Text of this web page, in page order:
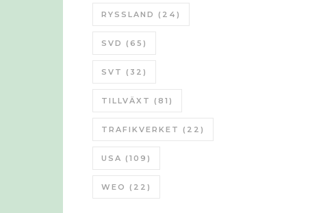
RYSSLAND (24)
SVD (65)
SVT (32)
TILLVÄXT (81)
TRAFIKVERKET (22)
USA (109)
WEO (22)